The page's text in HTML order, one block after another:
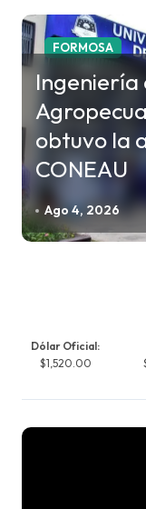
FORMOSA
Ingeniería
obtuvo la
CONEAU
Ago 4, 2026
Dólar Oficial:
$1,520.00